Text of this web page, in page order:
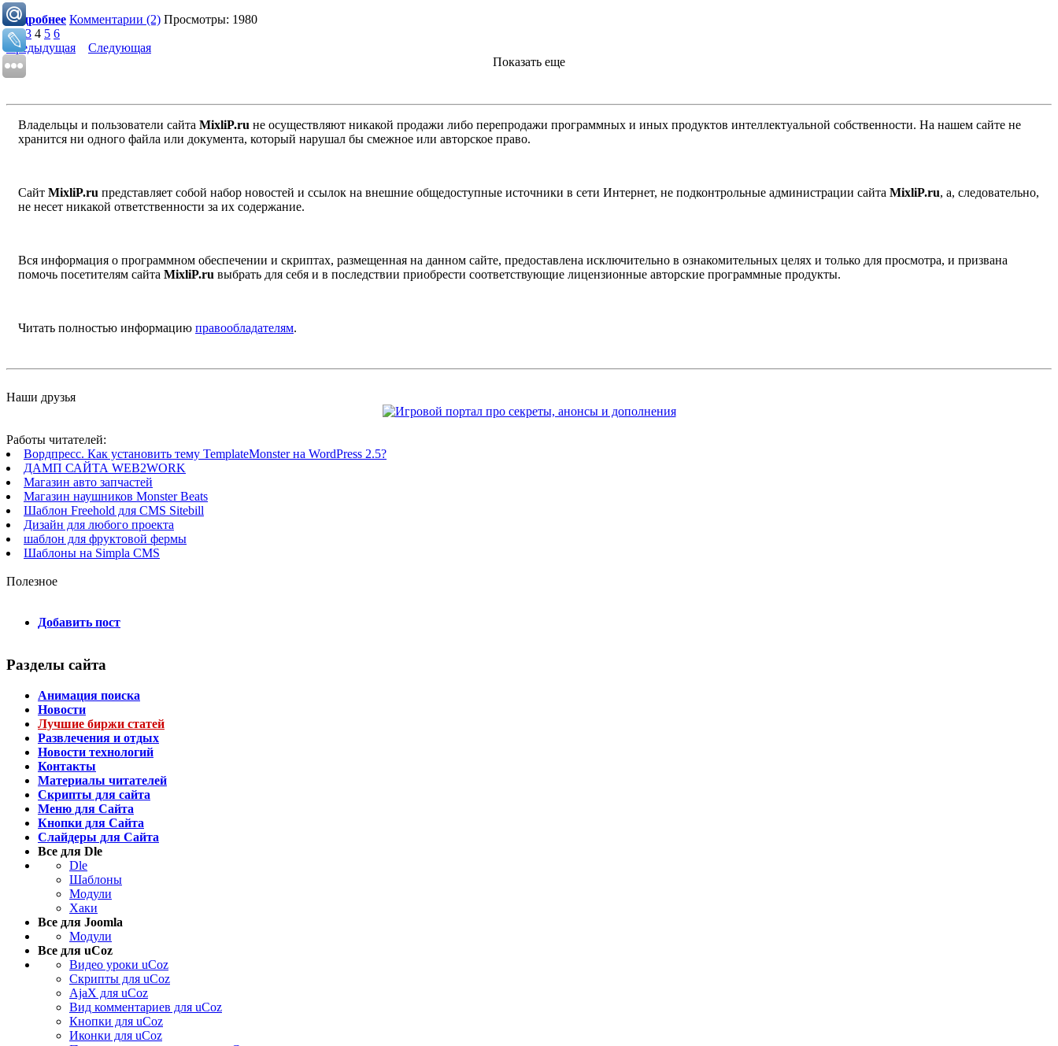
Подробнее Комментарии (2) Просмотры: 1980
1 2 3 4 5 6
Предыдущая
Следующая
Показать еще
Владельцы и пользователи сайта MixliP.ru не осуществляют никакой продажи либо перепродажи программных и иных продуктов интеллектуальной собственности. На нашем сайте не
хранится ни одного файла или документа, который нарушал бы смежное или авторское право.
Сайт MixliP.ru представляет собой набор новостей и ссылок на внешние общедоступные источники в сети Интернет, не подконтрольные администрации сайта MixliP.ru, а, следовательно,
не несет никакой ответственности за их содержание.
Вся информация о программном обеспечении и скриптах, размещенная на данном сайте, предоставлена исключительно в ознакомительных целях и только для просмотра, и призвана
помочь посетителям сайта MixliP.ru выбрать для себя и в последствии приобрести соответствующие лицензионные авторские программные продукты.
Читать полностью информацию правообладателям.
Наши друзья
Работы читателей:
Вордпресс. Как установить тему TemplateMonster на WordPress 2.5?
ДАМП САЙТА WEB2WORK
Магазин авто запчастей
Магазин наушников Monster Beats
Шаблон Freehold для CMS Sitebill
Дизайн для любого проекта
шаблон для фруктовой фермы
Шаблоны на Simpla CMS
Полезное
Добавить пост
Разделы сайта
Анимация поиска
Новости
Лучшие биржи статей
Развлечения и отдых
Новости технологий
Контакты
Материалы читателей
Скрипты для сайта
Меню для Сайта
Кнопки для Сайта
Слайдеры для Сайта
Все для Dle
Dle
Шаблоны
Модули
Хаки
Все для Joomla
Модули
Все для uCoz
Видео уроки uCoz
Скрипты для uCoz
AjaX для uCoz
Вид комментариев для uCoz
Кнопки для uCoz
Иконки для uCoz